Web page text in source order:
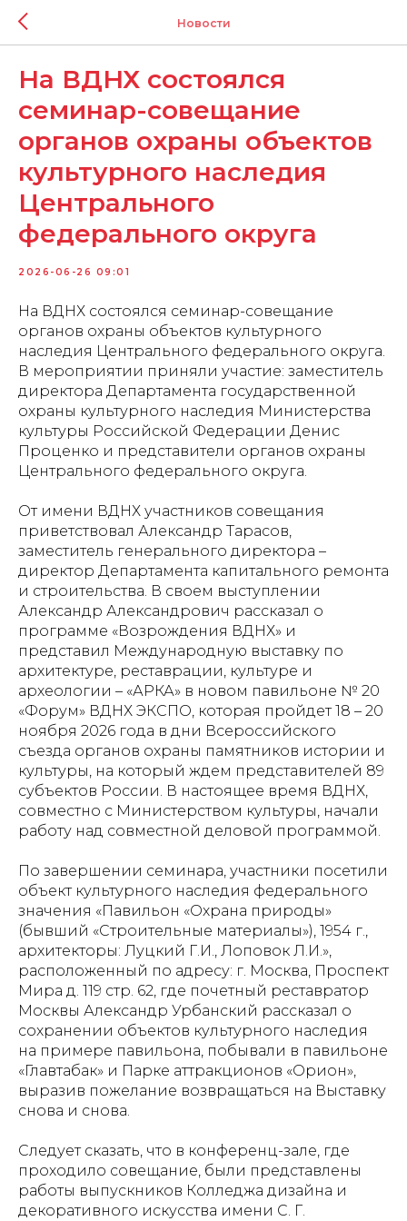
Новости
На ВДНХ состоялся
семинар-совещание
органов охраны объектов
культурного наследия
Центрального
федерального округа
2026-06-26 09:01
На ВДНХ состоялся семинар-совещание
органов охраны объектов культурного
наследия Центрального федерального округа.
В мероприятии приняли участие: заместитель
директора Департамента государственной
охраны культурного наследия Министерства
культуры Российской Федерации Денис
Проценко и представители органов охраны
Центрального федерального округа.
От имени ВДНХ участников совещания
приветствовал Александр Тарасов,
заместитель генерального директора –
директор Департамента капитального ремонта
и строительства. В своем выступлении
Александр Александрович рассказал о
программе «Возрождения ВДНХ» и
представил Международную выставку по
архитектуре, реставрации, культуре и
археологии – «АРКА» в новом павильоне № 20
«Форум» ВДНХ ЭКСПО, которая пройдет 18 – 20
ноября 2026 года в дни Всероссийского
съезда органов охраны памятников истории и
культуры, на который ждем представителей 89
субъектов России. В настоящее время ВДНХ,
совместно с Министерством культуры, начали
работу над совместной деловой программой.
По завершении семинара, участники посетили
объект культурного наследия федерального
значения «Павильон «Охрана природы»
(бывший «Строительные материалы»), 1954 г.,
архитекторы: Луцкий Г.И., Лоповок Л.И.»,
расположенный по адресу: г. Москва, Проспект
Мира д. 119 стр. 62, где почетный реставратор
Москвы Александр Урбанский рассказал о
сохранении объектов культурного наследия
на примере павильона, побывали в павильоне
«Главтабак» и Парке аттракционов «Орион»,
выразив пожелание возвращаться на Выставку
снова и снова.
Следует сказать, что в конференц-зале, где
проходило совещание, были представлены
работы выпускников Колледжа дизайна и
декоративного искусства имени С. Г.